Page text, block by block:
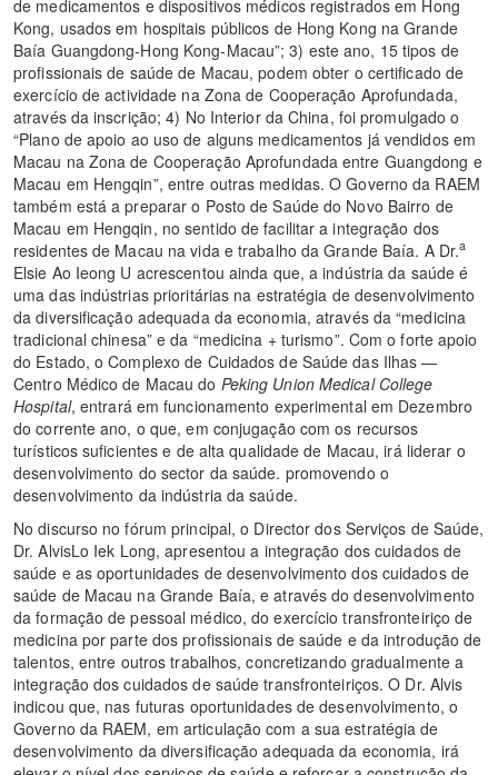
de medicamentos e dispositivos médicos registrados em Hong
Kong, usados em hospitais públicos de Hong Kong na Grande
Baía Guangdong-Hong Kong-Macau”; 3) este ano, 15 tipos de
profissionais de saúde de Macau, podem obter o certificado de
exercício de actividade na Zona de Cooperação Aprofundada,
através da inscrição; 4) No Interior da China, foi promulgado o
“Plano de apoio ao uso de alguns medicamentos já vendidos em
Macau na Zona de Cooperação Aprofundada entre Guangdong e
Macau em Hengqin”, entre outras medidas. O Governo da RAEM
também está a preparar o Posto de Saúde do Novo Bairro de
Macau em Hengqin, no sentido de facilitar a integração dos
residentes de Macau na vida e trabalho da Grande Baía. A Dr.a
Elsie Ao Ieong U acrescentou ainda que, a indústria da saúde é
uma das indústrias prioritárias na estratégia de desenvolvimento
da diversificação adequada da economia, através da “medicina
tradicional chinesa” e da “medicina + turismo”. Com o forte apoio
do Estado, o Complexo de Cuidados de Saúde das Ilhas —
Centro Médico de Macau do Peking Union Medical College
Hospital, entrará em funcionamento experimental em Dezembro
do corrente ano, o que, em conjugação com os recursos
turísticos suficientes e de alta qualidade de Macau, irá liderar o
desenvolvimento do sector da saúde. promovendo o
desenvolvimento da indústria da saúde.
No discurso no fórum principal, o Director dos Serviços de Saúde,
Dr. AlvisLo Iek Long, apresentou a integração dos cuidados de
saúde e as oportunidades de desenvolvimento dos cuidados de
saúde de Macau na Grande Baía, e através do desenvolvimento
da formação de pessoal médico, do exercício transfronteiriço de
medicina por parte dos profissionais de saúde e da introdução de
talentos, entre outros trabalhos, concretizando gradualmente a
integração dos cuidados de saúde transfronteiriços. O Dr. Alvis
indicou que, nas futuras oportunidades de desenvolvimento, o
Governo da RAEM, em articulação com a sua estratégia de
desenvolvimento da diversificação adequada da economia, irá